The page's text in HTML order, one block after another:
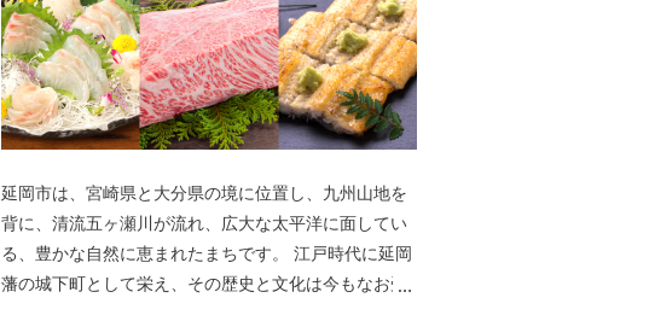
延岡市は、宮崎県と大分県の境に位置し、九州山地を
背に、清流五ヶ瀬川が流れ、広大な太平洋に面してい
る、豊かな自然に恵まれたまちです。 江戸時代に延岡
藩の城下町として栄え、その歴史と文化は今もなお受